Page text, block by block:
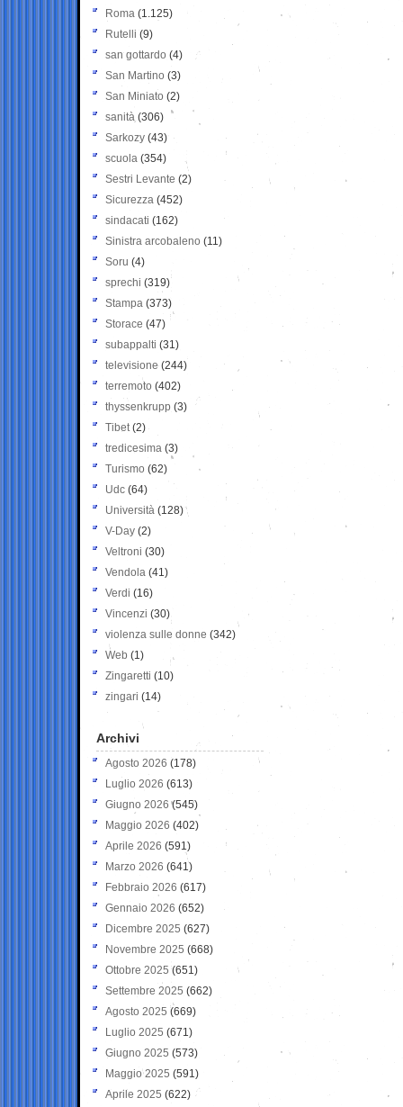
Roma (1.125)
Rutelli (9)
san gottardo (4)
San Martino (3)
San Miniato (2)
sanità (306)
Sarkozy (43)
scuola (354)
Sestri Levante (2)
Sicurezza (452)
sindacati (162)
Sinistra arcobaleno (11)
Soru (4)
sprechi (319)
Stampa (373)
Storace (47)
subappalti (31)
televisione(244)
terremoto (402)
thyssenkrupp (3)
Tibet(2)
tredicesima (3)
Turismo (62)
Udc (64)
Università (128)
V-Day (2)
Veltroni (30)
Vendola (41)
Verdi (16)
Vincenzi (30)
violenza sulle donne (342)
Web (1)
Zingaretti (10)
zingari (14)
Archivi
Agosto 2026 (178)
Luglio 2026 (613)
Giugno 2026 (545)
Maggio 2026 (402)
Aprile 2026 (591)
Marzo 2026 (641)
Febbraio 2026 (617)
Gennaio 2026 (652)
Dicembre 2025 (627)
Novembre 2025 (668)
Ottobre 2025 (651)
Settembre 2025 (662)
Agosto 2025 (669)
Luglio 2025 (671)
Giugno 2025 (573)
Maggio 2025 (591)
Aprile 2025 (622)